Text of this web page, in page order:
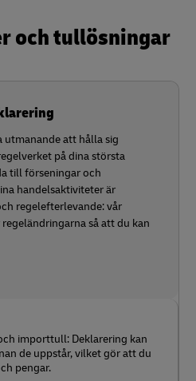
och tullösningar
utmanande att hålla sig
på dina största
till förseningar och
handelsaktiviteter är
regelefterlevande: vår
så att du kan
importtull: Deklarering kan
de uppstår, vilket gör att du
pengar.